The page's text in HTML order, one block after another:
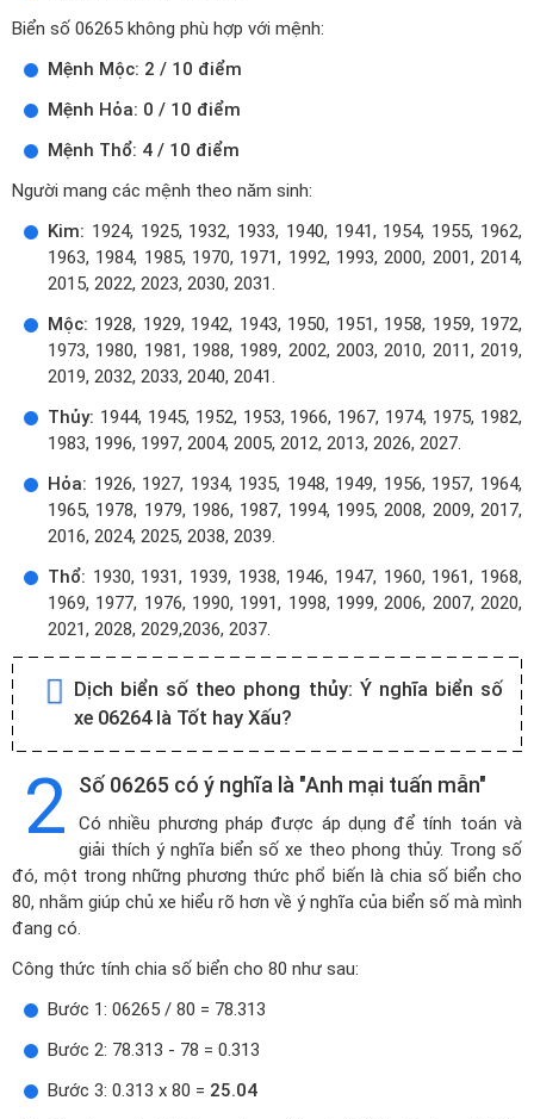
Biển số 06265 không phù hợp với mệnh:
Mệnh Mộc: 2 / 10 điểm
Mệnh Hỏa: 0 / 10 điểm
Mệnh Thổ: 4 / 10 điểm
Người mang các mệnh theo năm sinh:
Kim: 1924, 1925, 1932, 1933, 1940, 1941, 1954, 1955, 1962,
1963, 1984, 1985, 1970, 1971, 1992, 1993, 2000, 2001, 2014,
2015, 2022, 2023, 2030, 2031.
Mộc: 1928, 1929, 1942, 1943, 1950, 1951, 1958, 1959, 1972,
1973, 1980, 1981, 1988, 1989, 2002, 2003, 2010, 2011, 2019,
2019, 2032, 2033, 2040, 2041.
Thủy: 1944, 1945, 1952, 1953, 1966, 1967, 1974, 1975, 1982,
1983, 1996, 1997, 2004, 2005, 2012, 2013, 2026, 2027.
Hỏa: 1926, 1927, 1934, 1935, 1948, 1949, 1956, 1957, 1964,
1965, 1978, 1979, 1986, 1987, 1994, 1995, 2008, 2009, 2017,
2016, 2024, 2025, 2038, 2039.
Thổ: 1930, 1931, 1939, 1938, 1946, 1947, 1960, 1961, 1968,
1969, 1977, 1976, 1990, 1991, 1998, 1999, 2006, 2007, 2020,
2021, 2028, 2029,2036, 2037.
Dịch biển số theo phong thủy: Ý nghĩa biển số
xe 06264 là Tốt hay Xấu?
2 Số 06265 có ý nghĩa là "Anh mại tuấn mẫn"
Có nhiều phương pháp được áp dụng để tính toán và
giải thích ý nghĩa biển số xe theo phong thủy. Trong số
đó, một trong những phương thức phổ biến là chia số biển cho
80, nhằm giúp chủ xe hiểu rõ hơn về ý nghĩa của biển số mà mình
đang có.
Công thức tính chia số biển cho 80 như sau:
Bước 1: 06265 / 80 = 78.313
Bước 2: 78.313 - 78 = 0.313
Bước 3: 0.313 x 80 = 25.04